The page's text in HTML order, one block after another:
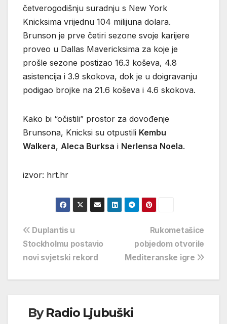
četverogodišnju suradnju s New York
Knicksima vrijednu 104 milijuna dolara.
Brunson je prve četiri sezone svoje karijere
proveo u Dallas Mavericksima za koje je
prošle sezone postizao 16.3 koševa, 4.8
asistencija i 3.9 skokova, dok je u doigravanju
podigao brojke na 21.6 koševa i 4.6 skokova.
Kako bi “očistili” prostor za dovođenje
Brunsona, Knicksi su otpustili Kembu
Walkera, Aleca Burksa i Nerlensa Noela.
izvor: hrt.hr
Navigacija
objava
Rukometašice
pobjedom otvorile
Mediteranske igre
Duplantis u
Stockholmu postavio
novi svjetski rekord
ByRadio Ljubuški